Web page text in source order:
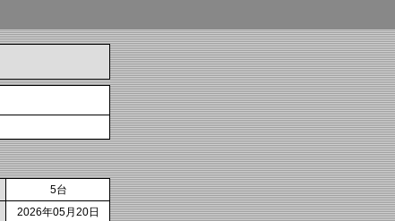
5台
2026年05月20日